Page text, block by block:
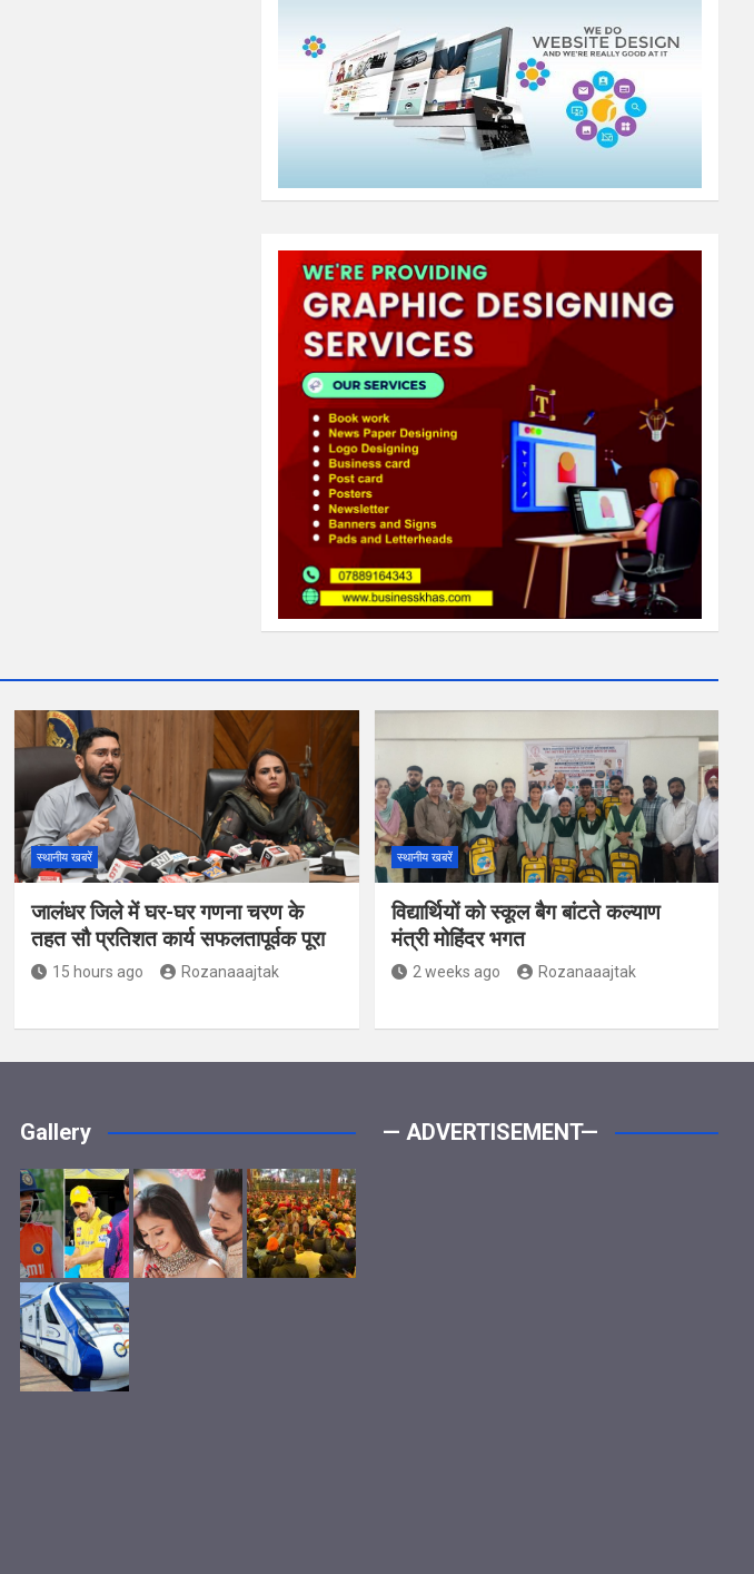
स्थानीय खबरें
जालंधर जिले में घर-घर गणना चरण के
तहत सौ प्रतिशत कार्य सफलतापूर्वक पूरा
15 hours ago Rozanaaajtak
स्थानीय खबरें
विद्यार्थियों को स्कूल बैग बांटते कल्याण
मंत्री मोहिंदर भगत
2 weeks ago Rozanaaajtak
Gallery — ADVERTISEMENT—